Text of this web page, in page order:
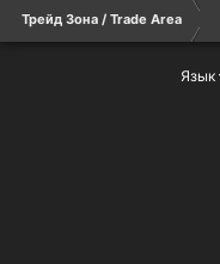
Трейд Зона / Trade Area
Язык